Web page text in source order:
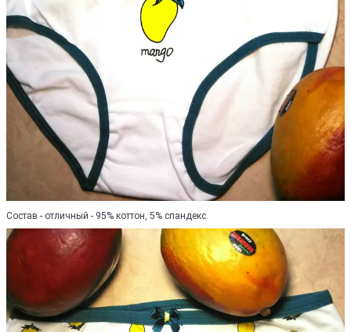
Состав - отличный - 95% коттон, 5% спандекс.